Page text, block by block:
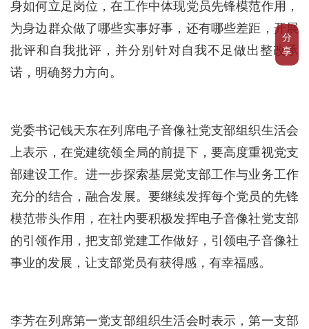
分
享
身如何立足岗位，在工作中体现党员先锋模范作用，
为身边群众做了哪些实事好事，还有哪些差距，开展
批评和自我批评，并分别针对自我不足做出整改承
诺，明确努力方向。
党委书记钱天东在列席电子音像社党支部组织生活会
上表示，在党建统领全局的前提下，要高度重视党支
部建设工作。进一步探索基层党支部工作与业务工作
充分的结合，融合发展。要继续发挥每个党员的先锋
模范带头作用，在社内要积极发挥电子音像社党支部
的引领作用，把支部党建工作做好，引领电子音像社
事业的发展，让支部党员有获得感，有幸福感。
李芳在列席第一党支部组织生活会时表示，第一支部